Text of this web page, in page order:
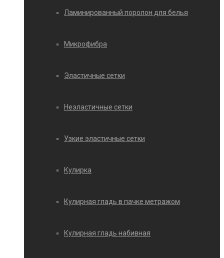
Ламинированный поролон для белья
Микрофибра
Эластичные сетки
Неэластичные сетки
Узкие эластичные сетки
Кулирка
Кулирная гладь в пачке метражом
Кулирная гладь набивная